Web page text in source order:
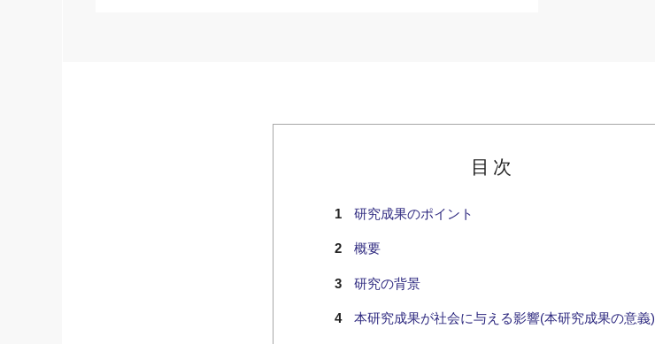
目次
研究成果のポイント
概要
研究の背景
本研究成果が社会に与える影響(本研究成果の意義)